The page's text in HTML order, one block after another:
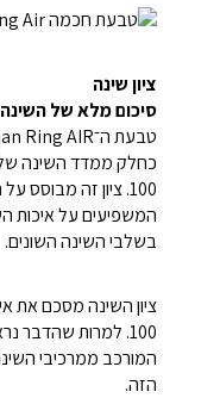
ציון שינה
סיכום מלא של
כחלק ממדד השינה
המשפיעים על איכות
בשלבי השינה השונים.
ציון השינה מסכם את
100. למרות
המורכב ממרכיבי
הזה.